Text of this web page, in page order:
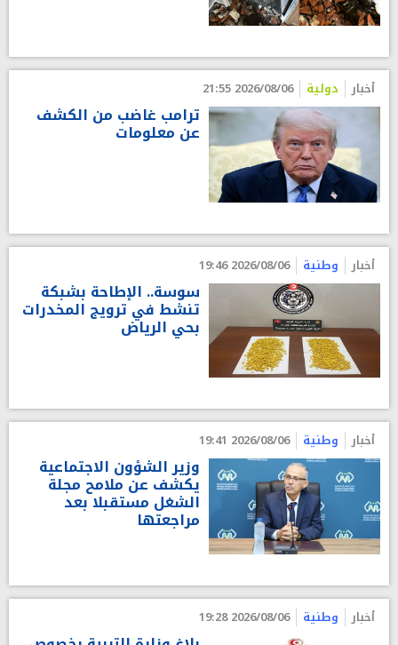
أخبار دولية 2026/08/06 21:55
ترامب غاضب من الكشف
عن معلومات
أخبار وطنية 2026/08/06 19:46
سوسة.. الإطاحة بشبكة
تنشط في ترويج المخدرات
بحي الرياض
أخبار وطنية 2026/08/06 19:41
وزير الشؤون الاجتماعية
يكشف عن ملامح مجلة
الشغل مستقبلا بعد
مراجعتها
أخبار وطنية 2026/08/06 19:28